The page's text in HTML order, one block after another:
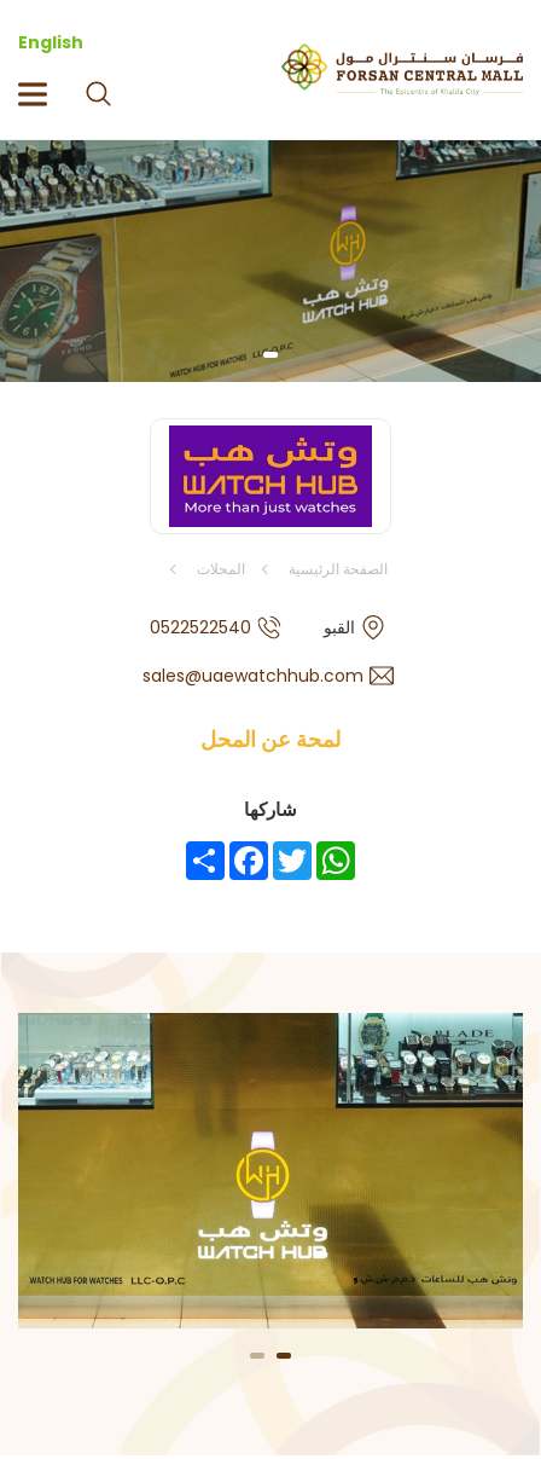
English
الصفحة الرئيسية المحلات
القبو
0522522540
sales@uaewatchhub.com
لمحة عن المحل
شاركها
ShareFacebook TwitterWhatsApp